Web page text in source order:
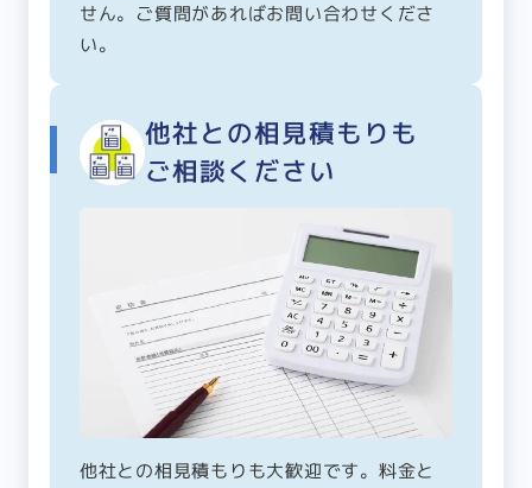
せん。ご質問があればお問い合わせくださ
い。
他社との相見積もりも
ご相談ください
他社との相見積もりも大歓迎です。料金と